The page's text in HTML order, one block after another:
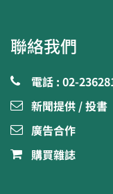
聯絡我們
電話 : 02-
新聞提供 / 投書
廣告合作
購買雜誌